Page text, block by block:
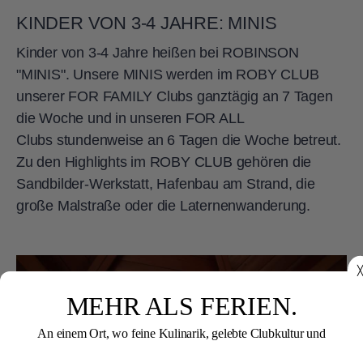
╳
MEHR ALS FERIEN.
An einem Ort, wo feine Kulinarik, gelebte Clubkultur und
KINDER VON 3-4 JAHRE: MINIS
Kinder von 3-4 Jahre heißen bei ROBINSON
"MINIS". Unsere MINIS werden im ROBY CLUB
unserer FOR FAMILY Clubs ganztägig an 7 Tagen
die Woche und in unseren FOR ALL
Clubs stundenweise an 6 Tagen die Woche betreut.
Zu den Highlights im ROBY CLUB gehören die
Sandbilder-Werkstatt, Hafenbau am Strand, die
große Malstraße oder die Laternenwanderung.